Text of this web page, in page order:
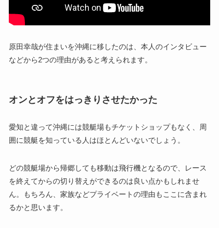
原田幸哉が住まいを沖縄に移したのは、本人のインタビュー
などから2つの理由があると考えられます。
オンとオフをはっきりさせたかった
愛知と違って沖縄には競艇場もチケットショップもなく、周
囲に競艇を知っている人はほとんどいないでしょう。
どの競艇場から帰郷しても移動は飛行機となるので、レース
を終えてからの切り替えができるのは良い点かもしれませ
ん。もちろん、家族などプライベートの理由もここに含まれ
るかと思います。